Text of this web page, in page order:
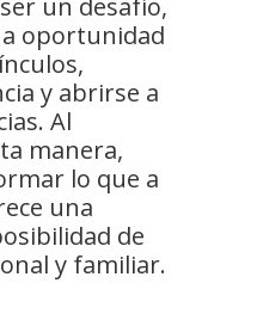
oportunidad
y abrirse a
Al
manera,
lo que a
una
de
y familiar.